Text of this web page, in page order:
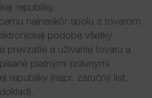
republiky,
najneskôr spolu s tovarom
podobe všetky
prevzatie a užívanie tovaru a
platnými právnymi
republiky (napr. záručný list,